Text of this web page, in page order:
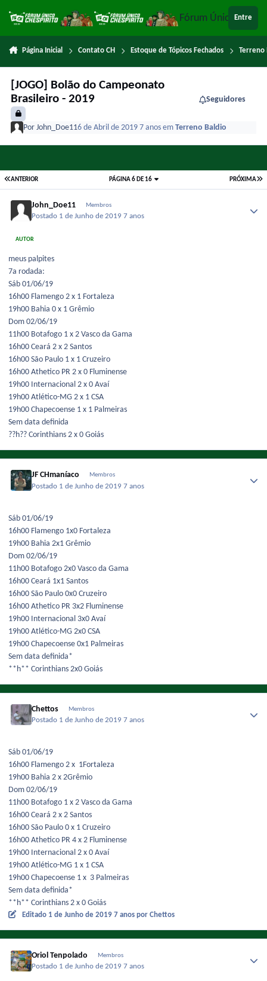
Fórum ÚnicoEntre
Página Inicial Contato CH Estoque de Tópicos Fechados
[JOGO] Bolão do Campeonato
Brasileiro - 2019
Seguidores
PorJohn_Doe116 de Abril de 20197 anosemTerreno Baldio
ANTERIOR PRÓXIMA
PÁGINA 6 DE 16
John_Doe11 Membros
Postado 1 de Junho de 2019 7 anos
AUTOR
meus palpites
7a rodada:
Sáb 01/06/19
16h00 Flamengo 2 x 1 Fortaleza
19h00 Bahia 0 x 1 Grêmio
Dom 02/06/19
11h00 Botafogo 1 x 2 Vasco da Gama
16h00 Ceará 2 x 2 Santos
16h00 São Paulo 1 x 1 Cruzeiro
16h00 Athetico PR 2 x 0 Fluminense
19h00 Internacional 2 x 0 Avaí
19h00 Atlético-MG 2 x 1 CSA
19h00 Chapecoense 1 x 1 Palmeiras
Sem data definida
??h?? Corinthians 2 x 0 Goiás
JF CHmaníaco Membros
Postado 1 de Junho de 20197 anos
Sáb 01/06/19
16h00 Flamengo 1x0 Fortaleza
19h00 Bahia 2x1 Grêmio
Dom 02/06/19
11h00 Botafogo 2x0 Vasco da Gama
16h00 Ceará 1x1 Santos
16h00 São Paulo 0x0 Cruzeiro
16h00 Athetico PR 3x2 Fluminense
19h00 Internacional 3x0 Avaí
19h00 Atlético-MG 2x0 CSA
19h00 Chapecoense 0x1 Palmeira s
Sem data definida*
**h** Corinthians 2x0 Goiás
Chettos Membros
Postado 1 de Junho de 2019 7 anos
Sáb 01/06/19
16h00 Flamengo 2 x 1Fortaleza
19h00 Bahia 2 x 2Grêmio
Dom 02/06/19
11h00 Botafogo 1 x 2 Vasco da Gama
16h00 Ceará 2 x 2 Santos
16h00 São Paulo 0 x 1 Cruzeiro
16h00 Athetico PR 4 x 2 Fluminense
19h00 Internacional 2 x 0 Avaí
19h00 Atlético-MG 1 x 1 CSA
19h00 Chapecoense 1 x 3 Palmeiras
Sem data definida*
**h** Corinthians 2 x 0 Goiás
Editado 1 de Junho de 2019 7 anos por Chettos
Oriol Tenpolado Membros
Postado 1 de Junho de 20197 anos